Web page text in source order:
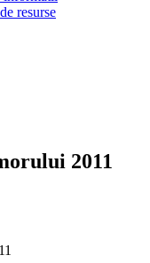
resurse
2011